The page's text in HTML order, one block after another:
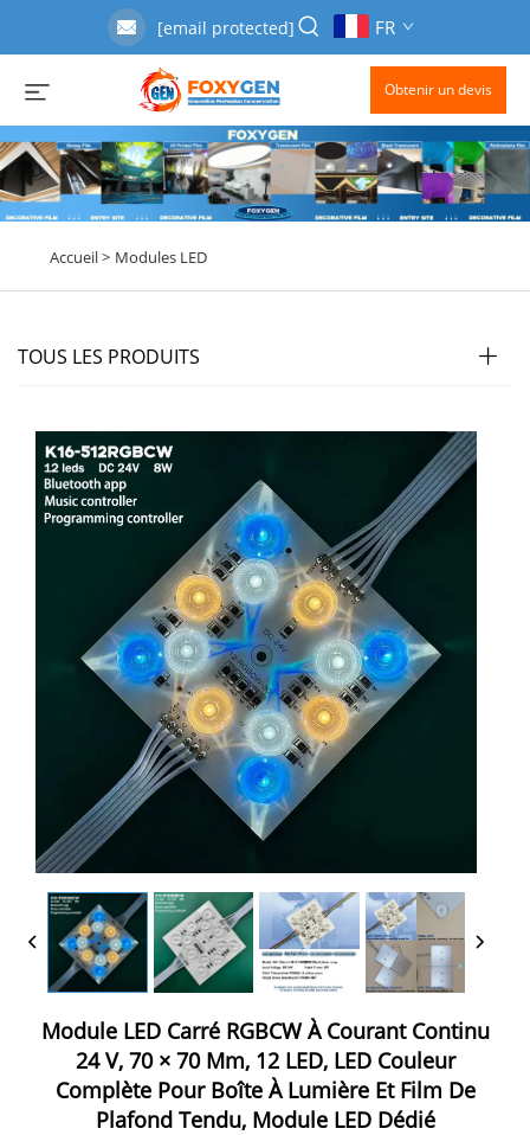
[email protected] FR
Obtenir un devis
Accueil > Modules LED
TOUS LES PRODUITS
Module LED Carré RGBCW À Courant Continu
24 V, 70 × 70 Mm, 12 LED, LED Couleur
Complète Pour Boîte À Lumière Et Film De
Plafond Tendu, Module LED Dédié